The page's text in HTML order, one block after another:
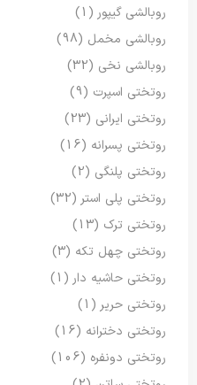
روبالشی گیپور (1)
روبالشی مخمل (98)
روبالشی نخی (32)
روتختی اسپرت (9)
روتختی ایرانی (23)
روتختی پسرانه (16)
روتختی پلنگی (2)
روتختی پلی استر (32)
روتختی ترک (13)
روتختی چهل تکه (3)
روتختی حاشیه دار (1)
روتختی حریر (1)
روتختی دخترانه (16)
روتختی دونفره (106)